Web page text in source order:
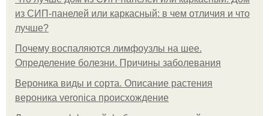
из СИП-панелей или каркасный: в чем отличия и что
лучше?
Почему воспаляются лимфоузлы на шее.
Определение болезни. Причины заболевания
Вероника виды и сорта. Описание растения
вероника veronica происхождение